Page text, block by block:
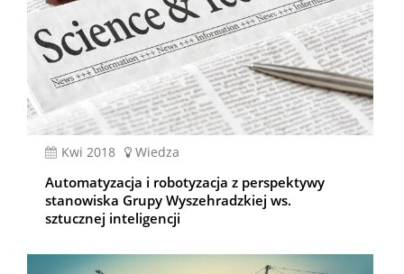
kwi 2018 Wiedza
Automatyzacja i robotyzacja z perspektywy
stanowiska Grupy Wyszehradzkiej ws.
sztucznej inteligencji